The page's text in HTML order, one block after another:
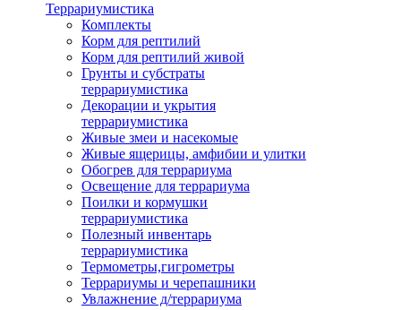
Террариумистика
Комплекты
Корм для рептилий
Корм для рептилий живой
Грунты и субстраты
террариумистика
Декорации и укрытия
террариумистика
Живые змеи и насекомые
Живые ящерицы, амфибии и улитки
Обогрев для террариума
Освещение для террариума
Поилки и кормушки
террариумистика
Полезный инвентарь
террариумистика
Термометры,гигрометры
Террариумы и черепашники
Увлажнение д/террариума